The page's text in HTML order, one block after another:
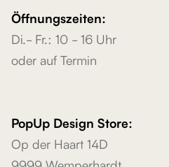
Öffnungszeiten:
Di.- Fr.: 10 - 16 Uhr
oder auf Termin
PopUp Design Store:
Op der Haart 14D